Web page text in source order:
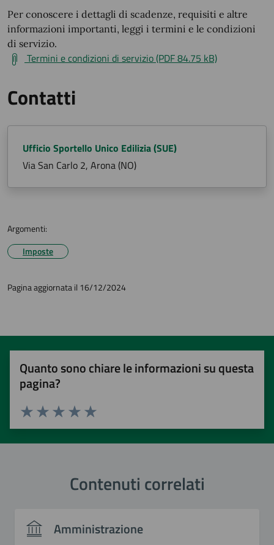
Per conoscere i dettagli di scadenze, requisiti e altre
informazioni importanti, leggi i termini e le condizioni
di servizio.
Termini e condizioni di servizio (PDF 84.75 kB)
Contatti
Ufficio Sportello Unico Edilizia (SUE)
Via San Carlo 2, Arona (NO)
Argomenti:
Imposte
Pagina aggiornata il 16/12/2024
Quanto sono chiare le informazioni su questa
pagina?
Valuta 5 stelle su 5
Valuta 4 stelle su 5
Valuta 3 stelle su 5
Valuta 2 stelle su 5
Valuta 1 stelle su 5
Contenuti correlati
Amministrazione